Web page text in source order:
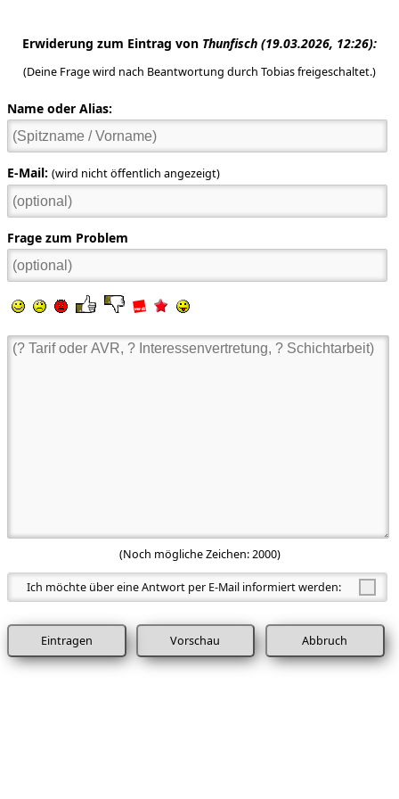
Erwiderung zum Eintrag von Thunfisch (19.03.2026, 12:26):
(Deine Frage wird nach Beantwortung durch Tobias freigeschaltet.)
Name oder Alias:
E-Mail: (wird nicht öffentlich angezeigt)
Frage zum Problem
(Noch mögliche Zeichen:2000)
Ich möchte über eine Antwort per E-Mail informiert werden:
Abbruch